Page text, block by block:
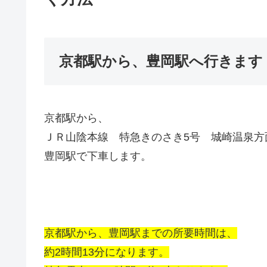
京都駅から、豊岡駅へ行きます
京都駅から、
ＪＲ山陰本線 特急きのさき5号 城崎温泉方
豊岡駅で下車します。
京都駅から、豊岡駅までの所要時間は、
約2時間13分になります。